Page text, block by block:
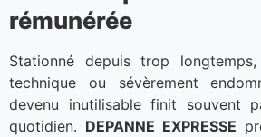
rémunérée
Stationné depuis trop
technique ou sévèrement
devenu inutilisable finit souvent
quotidien. DEPANNE EXPRESSE